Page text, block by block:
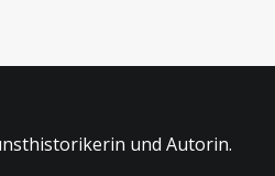
und Autorin.